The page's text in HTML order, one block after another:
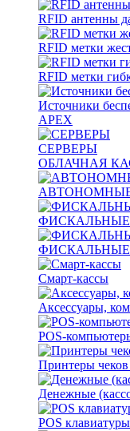
RFID антенны
RFID метки
RFID метки
Источники
APEX
СЕРВЕРЫ
ОБЛАЧНАЯ
ФИСКАЛЬНЫЕ
Смарт-кассы
Аксессуары,
POS-
Принтеры
Денежные
POS клавиатуры